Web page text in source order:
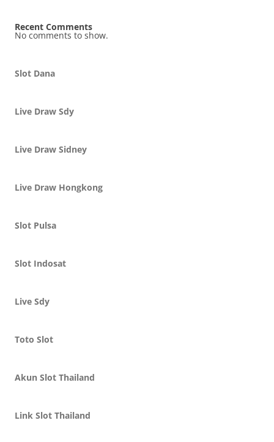
Recent Comments
No comments to show.
Slot Dana
Live Draw Sdy
Live Draw Sidney
Live Draw Hongkong
Slot Pulsa
Slot Indosat
Live Sdy
Toto Slot
Akun Slot Thailand
Link Slot Thailand